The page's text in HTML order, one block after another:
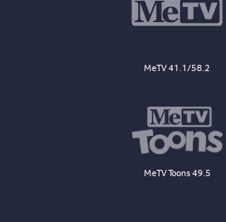
MeTV 41.1/58.2
MeTV Toons 49.5